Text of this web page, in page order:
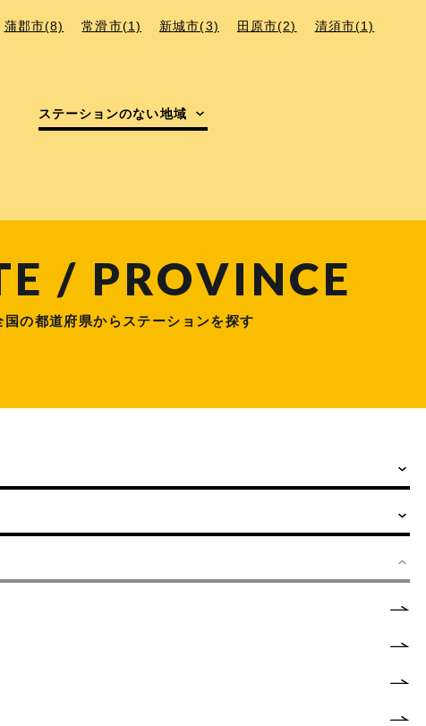
蒲郡市(8) 常滑市(1) 新城市(3) 田原市(2) 清須市(1)
ステーションのない地域
/ PROVINCE
国の都道府県からステーションを探す